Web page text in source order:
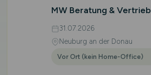
MW Beratung & Vertrieb
31.07.2026
Neuburg an der Donau
Vor Ort (kein Home-Office)